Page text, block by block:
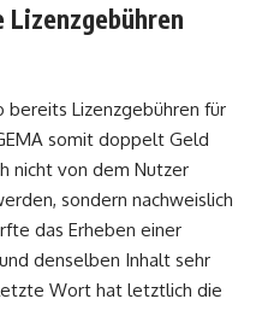
Lizenzgebühren
bereits Lizenzgebühren für
somit doppelt Geld
nicht von dem Nutzer
sondern nachweislich
das Erheben einer
denselben Inhalt sehr
Wort hat letztlich die